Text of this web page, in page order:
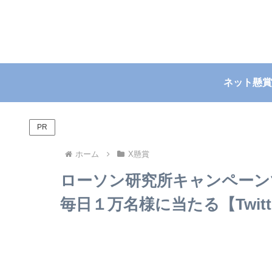
ネット懸賞
PR
ホーム X懸賞
ローソン研究所キャンペー
毎日１万名様に当たる【